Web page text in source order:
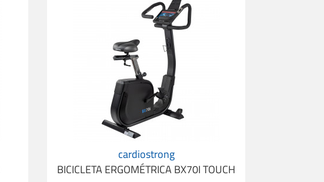
cardiostrong
BICICLETA ERGOMÉTRICA BX70I TOUCH